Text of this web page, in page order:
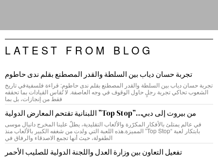
LATEST FROM BLOG
تجربة حسان دياب بين السلطة والقدر المصطنع بقلم ندى حاطوم
تجربة حسان دياب بين السلطة والقدر المصطنع بقلم ندى حاطوم: قراءة فلسفيةفي تاريخ
الشعوب تحاكي تجربة رجلٍ حاول الوقوف في وجه العاصفة. لا تُقاس القيادات بما تحققه
فقط من إنجازات، بل بما
من بيروت إلى دبي…”Top Stop” اللبنانية تقتحم المعارض الدولية
في عالم يمتلئ بالأفكار المكرّرة والألعاب التقليدية، يطلّ علينا المخرج دانيال موسى
بابتكار لعبة “Top Stop” المميزة.هذه اللعبة التي ولدت من شغفه الكبير بالألعاب منذ
الطفولة، حيث أنها تجمع الاصدقاء والرفاق في
تفعيل التعاون بين وزارة العدل واللجنة الدولية للصليب الأحمر